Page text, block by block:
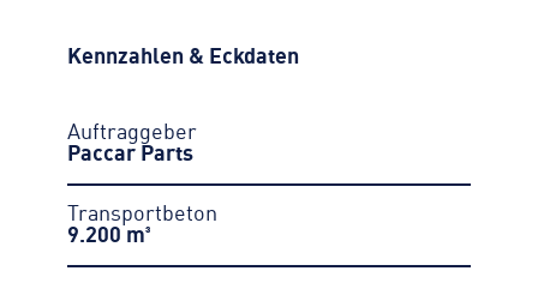
Kennzahlen & Eckdaten
Auftraggeber
Paccar Parts
Transportbeton
9.200 m³